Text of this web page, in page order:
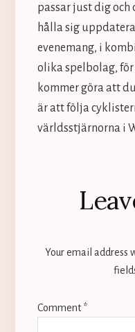
passar just dig och
hålla sig
evenemang, i
olika spelbolag, för
kommer göra att
är att följa
världsstjärnorna i
Reader
Your email address
Comment*